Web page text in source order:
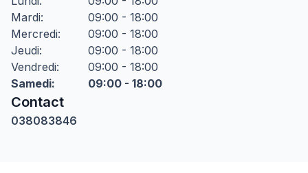
Mardi:
09:00 - 18:00
Mercredi:
09:00 - 18:00
Jeudi:
09:00 - 18:00
Vendredi:
09:00 - 18:00
Samedi: 09:00 - 18:00
Contact
038083846